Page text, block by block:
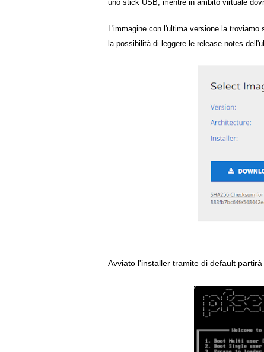
uno stick USB, mentre in ambito virtuale
L'immagine con l'ultima versione la troviamo
la possibilità di leggere le release notes
Avviato l'installer tramite di default